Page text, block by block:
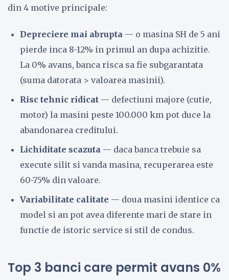
din 4 motive principale:
Depreciere mai abrupta — o masina SH de 5 ani
pierde inca 8-12% in primul an dupa achizitie.
La 0% avans, banca risca sa fie subgarantata
(suma datorata > valoarea masinii).
Risc tehnic ridicat — defectiuni majore (cutie,
motor) la masini peste 100.000 km pot duce la
abandonarea creditului.
Lichiditate scazuta — daca banca trebuie sa
execute silit si vanda masina, recuperarea este
60-75% din valoare.
Variabilitate calitate — doua masini identice ca
model si an pot avea diferente mari de stare in
functie de istoric service si stil de condus.
Top 3 banci care permit avans 0%